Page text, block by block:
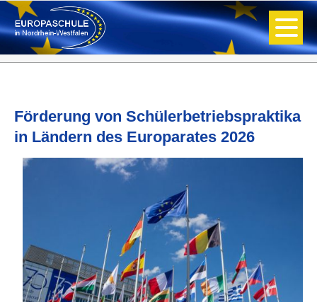
Förderung von Schülerbetriebspraktika
in Ländern des Europarates 2026